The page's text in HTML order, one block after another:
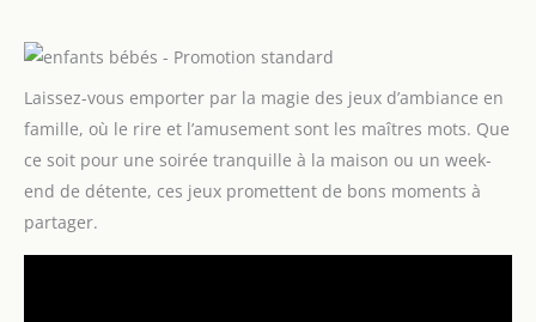
Laissez-vous emporter par la magie des jeux d’ambiance en
famille, où le rire et l’amusement sont les maîtres mots. Que
ce soit pour une soirée tranquille à la maison ou un week-
end de détente, ces jeux promettent de bons moments à
partager.